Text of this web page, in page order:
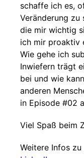
schaffe ich es,
Veränderung zu
die mir wichtig
ich mir proaktiv
Wie gehe ich
Inwiefern trägt
bei und wie
anderen
in Episode #02
Viel Spaß beim
Weitere Infos zu